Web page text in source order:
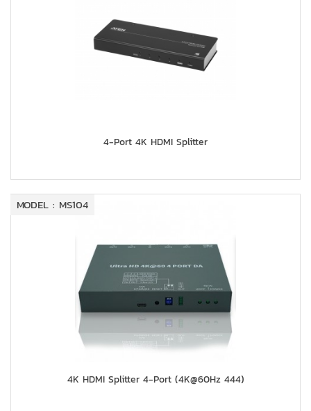
4-Port 4K HDMI Splitter
MODEL : MS104
4K HDMI Splitter 4-Port (4K@60Hz 444)